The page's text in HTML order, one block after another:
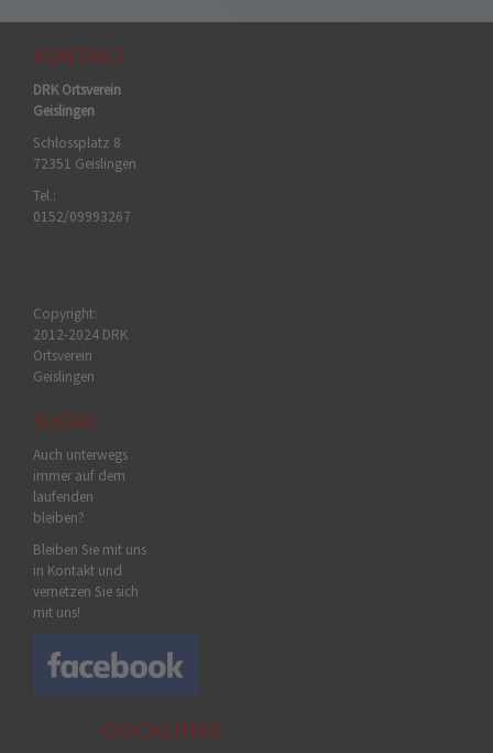
KONTAKT
DRK Ortsverein
Geislingen
Schlossplatz 8
72351 Geislingen
Tel.:
0152/09993267
Copyright:
2012-2024 DRK
Ortsverein
Geislingen
SOCIAL
Auch unterwegs
immer auf dem
laufenden
bleiben?
Bleiben Sie mit uns
in Kontakt und
vernetzen Sie sich
mit uns!
QUICKLINKS